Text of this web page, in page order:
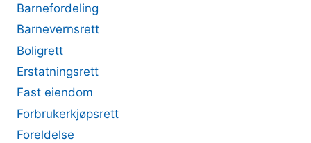
Barnefordeling
Barnevernsrett
Boligrett
Erstatningsrett
Fast eiendom
Forbrukerkjøpsrett
Foreldelse